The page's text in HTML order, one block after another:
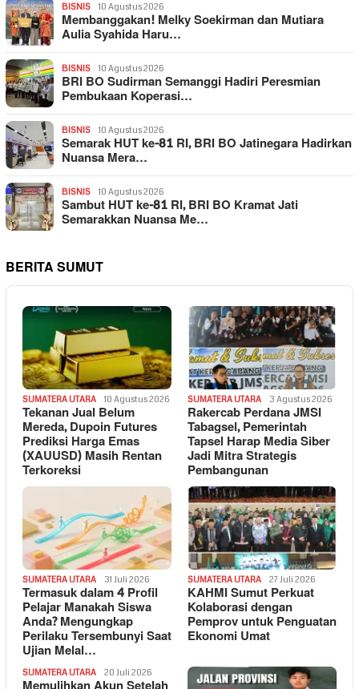
BISNIS 10 Agustus 2026
Membanggakan! Melky Soekirman dan Mutiara
Aulia Syahida Haru…
BISNIS 10 Agustus 2026
BRI BO Sudirman Semanggi Hadiri Peresmian
Pembukaan Koperasi…
BISNIS 10 Agustus 2026
Semarak HUT ke-81 RI, BRI BO Jatinegara Hadirkan
Nuansa Mera…
BISNIS 10 Agustus 2026
Sambut HUT ke-81 RI, BRI BO Kramat Jati
Semarakkan Nuansa Me…
BERITA SUMUT
SUMATERA UTARA 10 Agustus 2026
Tekanan Jual Belum
Mereda, Dupoin Futures
Prediksi Harga Emas
(XAUUSD) Masih Rentan
Terkoreksi
SUMATERA UTARA 3 Agustus 2026
Rakercab Perdana JMSI
Tabagsel, Pemerintah
Tapsel Harap Media Siber
Jadi Mitra Strategis
Pembangunan
SUMATERA UTARA 31 Juli 2026
Termasuk dalam 4 Profil
Pelajar Manakah Siswa
Anda? Mengungkap
Perilaku Tersembunyi Saat
Ujian Melal…
SUMATERA UTARA 27 Juli 2026
KAHMI Sumut Perkuat
Kolaborasi dengan
Pemprov untuk Penguatan
Ekonomi Umat
SUMATERA UTARA 20 Juli 2026